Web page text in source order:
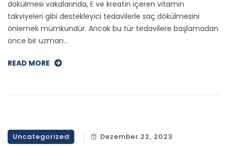
dökülmesi vakalarında, E ve kreatin içeren vitamin
takviyeleri gibi destekleyici tedavilerle saç dökülmesini
önlemek mümkündür. Ancak bu tür tedavilere başlamadan
önce bir uzman…
READ MORE
Uncategorized
Dezember 22, 2023